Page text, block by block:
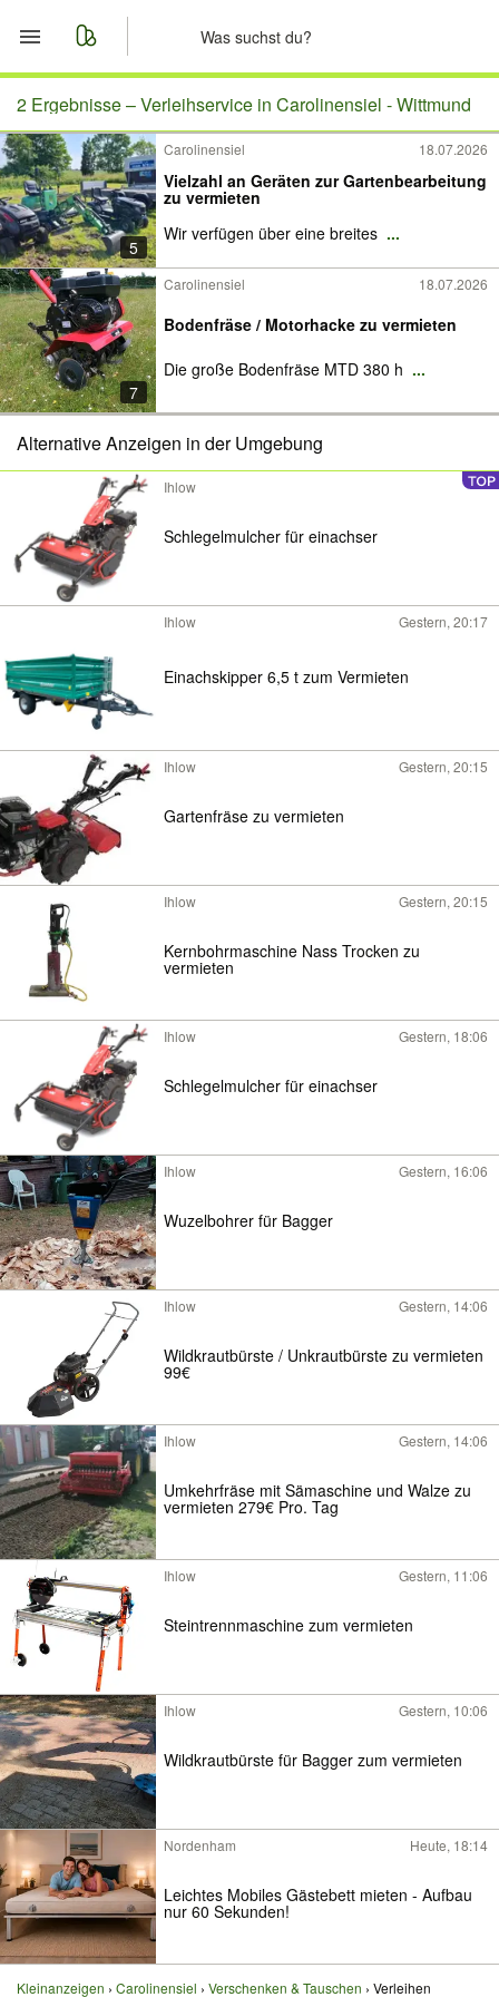
Start
Merkliste
Nachrichten
Anzeige aufgeben
2 Ergebnisse –Verleihservice in Carolinensiel - Wittmund
5
Carolinensiel 18.07.2026
Vielzahl an Geräten zur Gartenbearbeitung
zu vermieten
Wir verfügen über eine breites ...
7
Carolinensiel 18.07.2026
Bodenfräse / Motorhacke zu vermieten
Die große Bodenfräse MTD 380 h ...
Alternative Anzeigen in der Umgebung
Ihlow
Schlegelmulcher für einachser
Ihlow Gestern, 20:17
Einachskipper 6,5 t zum Vermieten
Ihlow Gestern, 20:15
Gartenfräse zu vermieten
Ihlow Gestern, 20:15
Kernbohrmaschine Nass Trocken zu
vermieten
Ihlow Gestern, 18:06
Schlegelmulcher für einachser
Ihlow Gestern, 16:06
Wuzelbohrer für Bagger
Ihlow Gestern, 14:06
Wildkrautbürste / Unkrautbürste zu vermieten
99€
Ihlow Gestern, 14:06
Umkehrfräse mit Sämaschine und Walze zu
vermieten 279€ Pro. Tag
Ihlow Gestern, 11:06
Steintrennmaschine zum vermieten
Ihlow Gestern, 10:06
Wildkrautbürste für Bagger zum vermieten
Nordenham Heute, 18:14
Leichtes Mobiles Gästebett mieten - Aufbau
nur 60 Sekunden!
Kleinanzeigen Carolinensiel Verschenken & Tauschen Verleihen